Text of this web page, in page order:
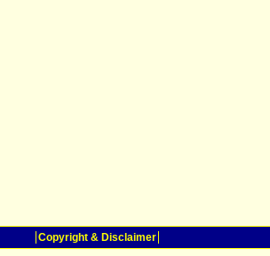
Copyright & Disclaimer